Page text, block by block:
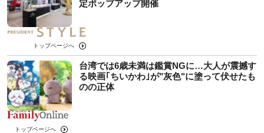
定ポップアップ開催
トップページへ
台湾では6歳未満は鑑賞NGに…大人が震撼す
る映画｢ちいかわ｣が"灰色"に塗って伏せたも
のの正体
トップページへ